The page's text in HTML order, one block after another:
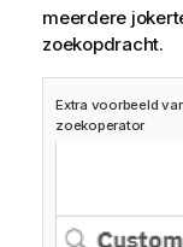
meerdere
zoekopdracht.
Extra voorbeeld
zoekoperator